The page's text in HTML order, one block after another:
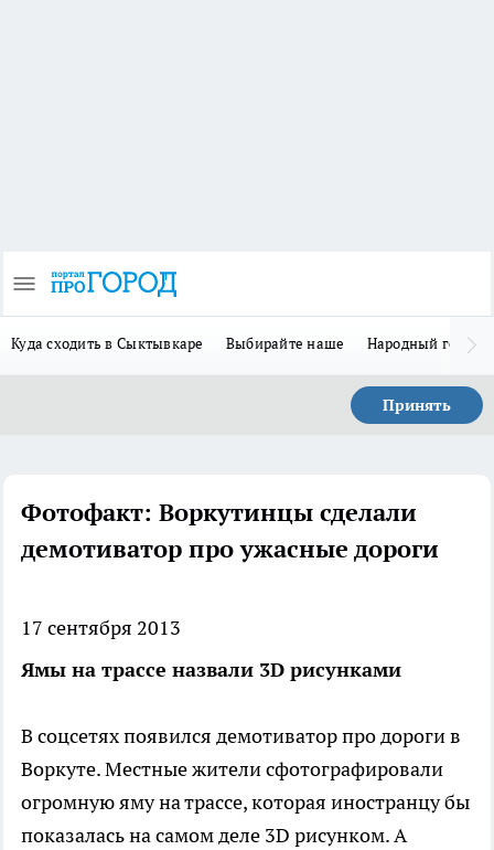
Куда сходить в Сыктывкаре Выбирайте наше Народный герой
Принять
Фотофакт: Воркутинцы сделали
демотиватор про ужасные дороги
17 сентября 2013
Ямы на трассе назвали 3D рисунками
В соцсетях появился демотиватор про дороги в
Воркуте. Местные жители сфотографировали
огромную яму на трассе, которая иностранцу бы
показалась на самом деле 3D рисунком. А